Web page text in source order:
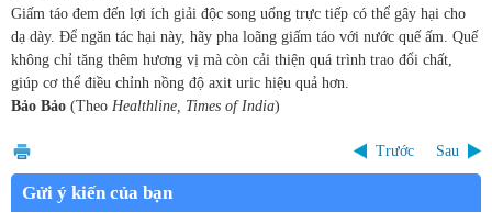
Giấm táo đem đến lợi ích giải độc song uống trực tiếp có thể gây hại cho
dạ dày. Để ngăn tác hại này, hãy pha loãng giấm táo với nước quế ấm. Quế
không chỉ tăng thêm hương vị mà còn cải thiện quá trình trao đổi chất,
giúp cơ thể điều chỉnh nồng độ axit uric hiệu quả hơn.
Bảo Bảo (Theo Healthline, Times of India)
Trước Sau
Gửi ý kiến của bạn